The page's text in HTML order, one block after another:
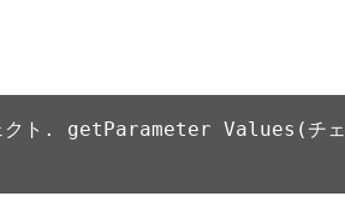
ト. getParameter Values(チェ